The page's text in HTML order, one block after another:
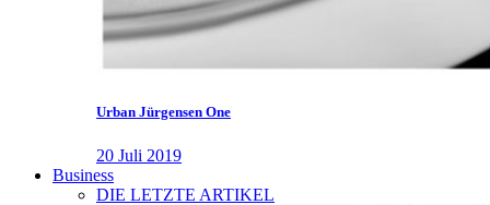
Urban Jürgensen One
20 Juli 2019
Business
DIE LETZTE ARTIKEL